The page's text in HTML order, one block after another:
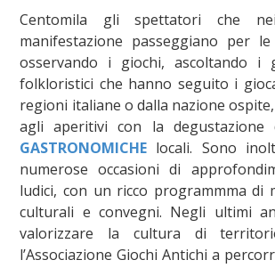
Centomila gli spettatori che
manifestazione passeggiano per
osservando i giochi, ascoltando i
folkloristici che hanno seguito i
regioni italiane o dalla nazione
agli aperitivi con la degustazione
GASTRONOMICHE locali. Sono
numerose occasioni di
ludici, con un ricco programmma di
culturali e convegni. Negli ultimi
valorizzare la cultura di
l’Associazione Giochi Antichi a